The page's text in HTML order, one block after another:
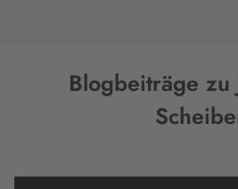
Blogbeiträge zu